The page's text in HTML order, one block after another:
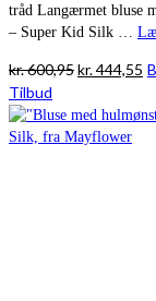
tråd Langærmet bluse
– Super Kid Silk …
kr.600,95Den
pris
var:
kr.444,55
Tilbud